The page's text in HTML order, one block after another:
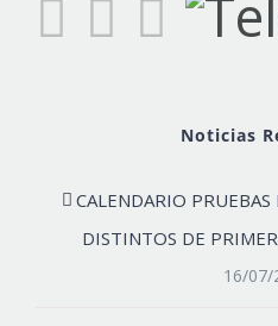
Noticias
CALENDARIO PRUEBAS
DISTINTOS DE
16/07/